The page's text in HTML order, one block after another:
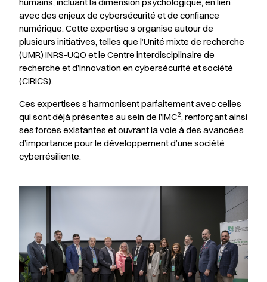
avec des enjeux de cybersécurité et de confiance
numérique. Cette expertise s’organise autour de
plusieurs initiatives, telles que l’Unité mixte de recherche
(UMR) INRS-UQO et le Centre interdisciplinaire de
recherche et d’innovation en cybersécurité et société
(CIRICS).
Ces expertises s’harmonisent parfaitement avec celles
qui sont déjà présentes au sein de l’IMC2, renforçant ainsi
ses forces existantes et ouvrant la voie à des avancées
d’importance pour le développement d’une société
cyberrésiliente.